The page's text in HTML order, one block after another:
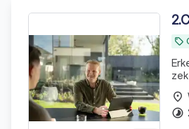
2.
local_offer
place
timelapse